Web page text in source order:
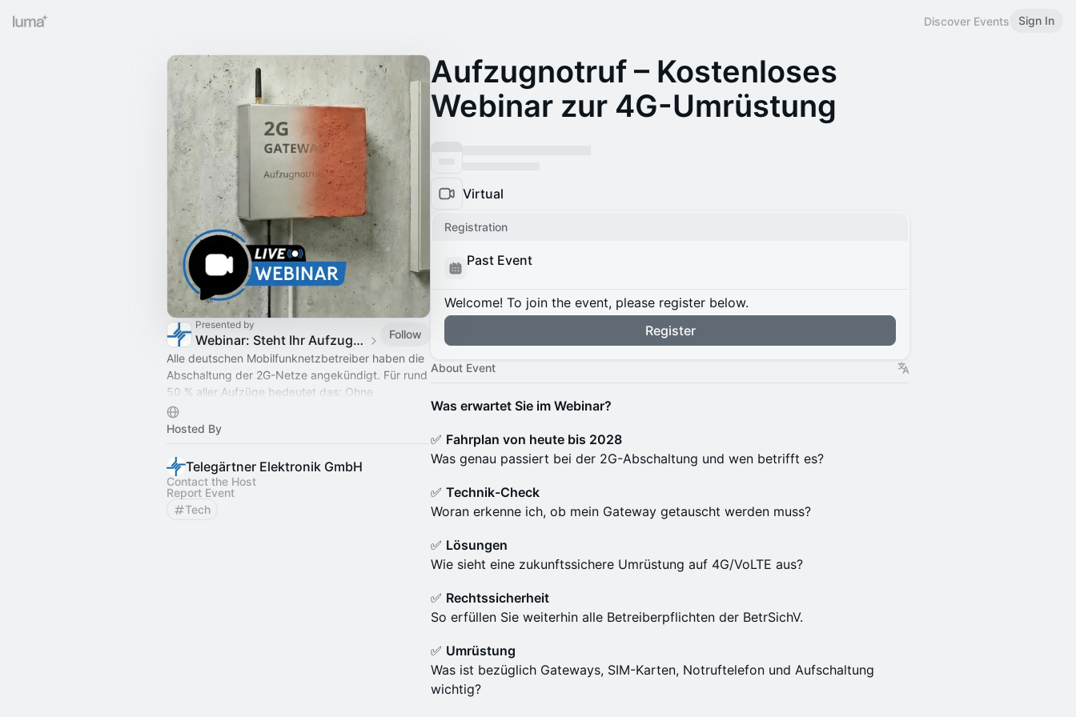
Discover Events Sign In
Presented by
Webinar: Steht Ihr Aufzugnotruf vor dem „Backstein-Effekt“?
Follow
Alle deutschen Mobilfunknetzbetreiber haben die
Abschaltung der 2G-Netze angekündigt. Für rund
50 % aller Aufzüge bedeutet das: Ohne
Umrüstung werden Notrufsystem und Aufzug
funktionsunfähig.
Hosted By
Telegärtner Elektronik GmbH
Contact the Host
Report Event
Tech
Aufzugnotruf – Kostenloses
Webinar zur 4G-Umrüstung
Virtual
Registration
Past Event
Welcome! To join the event, please register below.
Register
About Event
Was erwartet Sie im Webinar?
✅ Fahrplan von heute bis 2028
Was genau passiert bei der 2G-Abschaltung und wen betrifft es?
✅ Technik-Check
Woran erkenne ich, ob mein Gateway getauscht werden muss?
✅ Lösungen
Wie sieht eine zukunftssichere Umrüstung auf 4G/VoLTE aus?
✅ Rechtssicherheit
So erfüllen Sie weiterhin alle Betreiberpflichten der BetrSichV.
✅ Umrüstung
Was ist bezüglich Gateways, SIM-Karten, Notruftelefon und Aufschaltung
wichtig?